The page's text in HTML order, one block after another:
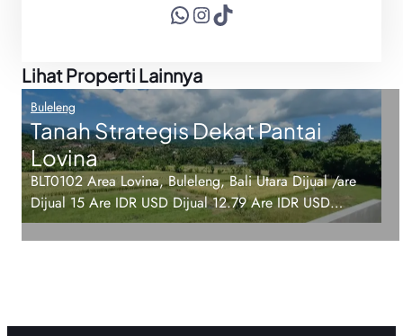
WhatsApp Instagram TikTok
Lihat Properti Lainnya
Buleleng
Tanah Strategis Dekat Pantai
Lovina
BLT0102 Area Lovina, Buleleng, Bali Utara Dijual /are
Dijual 15 Are IDR USD Dijual 12.79 Are IDR USD…